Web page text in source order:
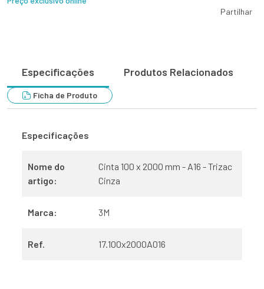
Partilhar
Especificações Produtos Relacionados
Ficha de Produto
Especificações
Nome do
artigo:
Cinta 100 x 2000 mm - A16 - Trizac
Cinza
Marca: 3M
Ref. 17.100x2000A016